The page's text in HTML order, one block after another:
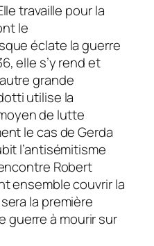
travaille pour la
le
éclate la guerre
elle s’y rend et
grande
utilise la
de lutte
le cas de Gerda
l’antisémitisme
Robert
ensemble couvrir la
la première
guerre à mourir sur